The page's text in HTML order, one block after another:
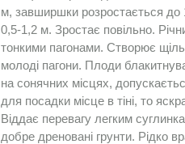
м, завширшки розростається
0,5-1,2 м. Зростає повільно.
тонкими пагонами. Створює
молоді пагони. Плоди
на сонячних місцях,
для посадки місце в тіні, то
Віддає перевагу легким
добре дреновані грунти. Рідко